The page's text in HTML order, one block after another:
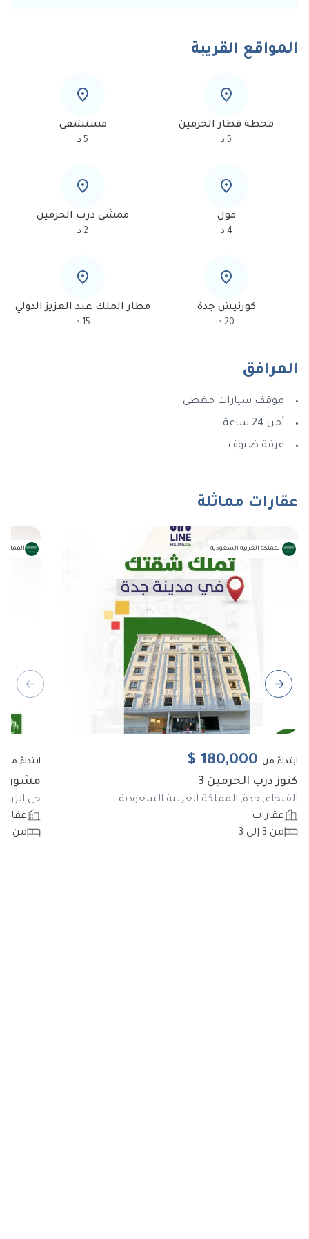
المواقع القريبة
محطة قطار الحرمين
5 د
مستشفى
5 د
مول
4 د
ممشى درب الحرمين
2 د
كورنيش جدة
20 د
مطار الملك عبد العزيز الدولي
15 د
المرافق
موقف سيارات مغطى
أمن 24 ساعة
غرفة ضيوف
عقارات مماثلة
المملكة العربية السعودية
ابتداءً من 180,000
$
كنوز درب الحرمين 3
الفيحاء, جدة, المملكة العربية السعودية
عقارات
من 3 إلى 3
المملكة
ابتداءً من
مشورع
حي
من 3 إلى 6
slide Next slide